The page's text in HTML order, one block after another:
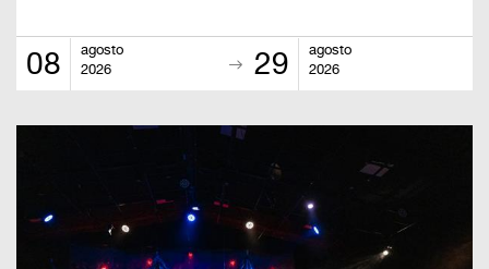
08
agosto
2026
29
agosto
2026